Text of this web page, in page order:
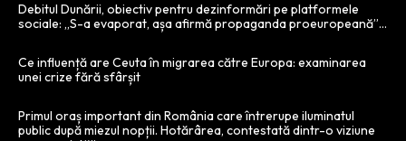
Debitul Dunării, obiectiv pentru dezinformări pe platformele
sociale: „S-a evaporat, așa afirmă propaganda proeuropeană”…
Ce influență are Ceuta în migrarea către Europa: examinarea
unei crize fără sfârșit
Primul oraș important din România care întrerupe iluminatul
public după miezul nopții. Hotărârea, contestată dintr-o viziune